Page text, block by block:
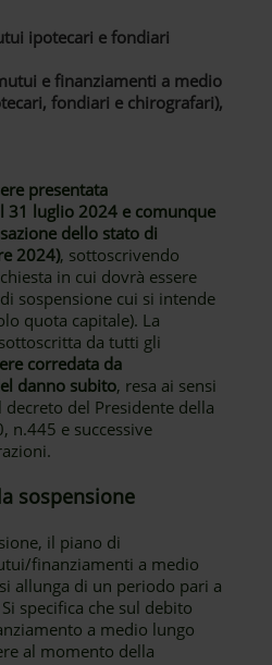
ipotecari e fondiari
e finanziamenti a medio
fondiari e chirografari),
presentata
luglio 2024 e comunque
dello stato di
2024), sottoscrivendo
in cui dovrà essere
sospensione cui si intende
quota capitale). La
da tutti gli
corredata da
danno subito, resa ai sensi
del Presidente della
n.445 e successive
sospensione
il piano di
finanziamenti a medio
allunga di un periodo pari a
specifica che sul debito
a medio lungo
al momento della